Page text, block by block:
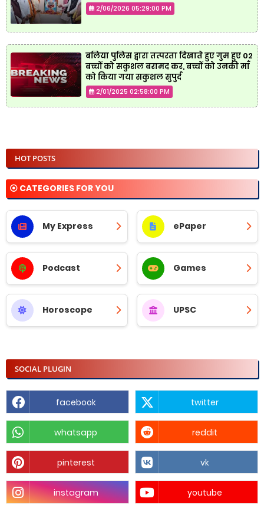
2/06/2026 05:29:00 PM
बलिया पुलिस द्वारा तत्परता दिखाते हुए गुम हुए 02
बच्चों को सकुशल बरामद कर, बच्चों को उनकी माँ
को किया गया सकुशल सुपुर्द
2/01/2025 02:58:00 PM
HOT POSTS
⦿ CATEGORIES FOR YOU
My Express ePaper
Podcast Games
Horoscope UPSC
SOCIAL PLUGIN
facebook twitter
whatsapp reddit
pinterest vk
instagram youtube